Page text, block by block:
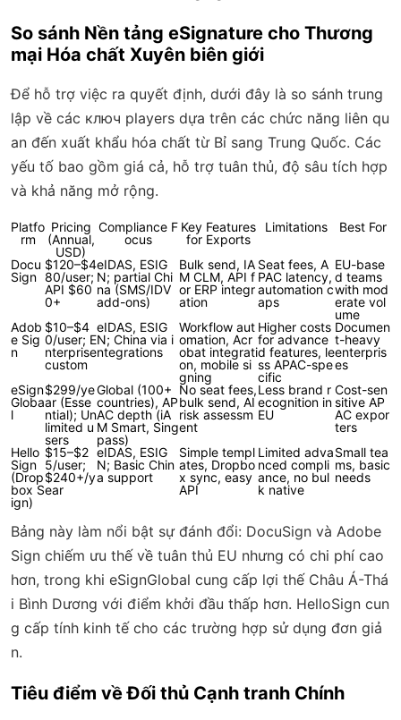
So sánh Nền tảng eSignature cho Thương
mại Hóa chất Xuyên biên giới
Để hỗ trợ việc ra quyết định, dưới đây là so sánh trung
lập về các ключ players dựa trên các chức năng liên qu
an đến xuất khẩu hóa chất từ Bỉ sang Trung Quốc. Các
yếu tố bao gồm giá cả, hỗ trợ tuân thủ, độ sâu tích hợp
và khả năng mở rộng.
Platfo
rm
Pricing
(Annual,
USD)
Compliance F
ocus
Key Features
for Exports
Limitations Best For
Docu
Sign
$120–$4
80/user;
API $60
0+
eIDAS, ESIG
N; partial Chi
na (SMS/IDV
add-ons)
Bulk send, IA
M CLM, API f
or ERP integr
ation
Seat fees, A
PAC latency,
automation c
aps
EU-base
d teams
with mod
erate vol
ume
Adob
e Sig
n
$10–$4
0/user; E
nterprise
custom
eIDAS, ESIG
N; China via i
ntegrations
Workflow aut
omation, Acr
obat integrati
on, mobile si
gning
Higher costs
for advance
d features, le
ss APAC-spe
cific
Documen
t-heavy
enterpris
es
eSign
Globa
l
$299/ye
ar (Esse
ntial); Un
limited u
sers
Global (100+
countries), AP
AC depth (iA
M Smart, Sing
pass)
No seat fees,
bulk send, AI
risk assessm
ent
Less brand r
ecognition in
EU
Cost-sen
sitive AP
AC expor
ters
Hello
Sign
(Drop
box S
ign)
$15–$2
5/user;
$240+/y
ear
eIDAS, ESIG
N; Basic Chin
a support
Simple templ
ates, Dropbo
x sync, easy
API
Limited adva
nced compli
ance, no bul
k native
Small tea
ms, basic
needs
Bảng này làm nổi bật sự đánh đổi: DocuSign và Adobe
Sign chiếm ưu thế về tuân thủ EU nhưng có chi phí cao
hơn, trong khi eSignGlobal cung cấp lợi thế Châu Á-Thá
i Bình Dương với điểm khởi đầu thấp hơn. HelloSign cun
g cấp tính kinh tế cho các trường hợp sử dụng đơn giả
n.
Tiêu điểm về Đối thủ Cạnh tranh Chính